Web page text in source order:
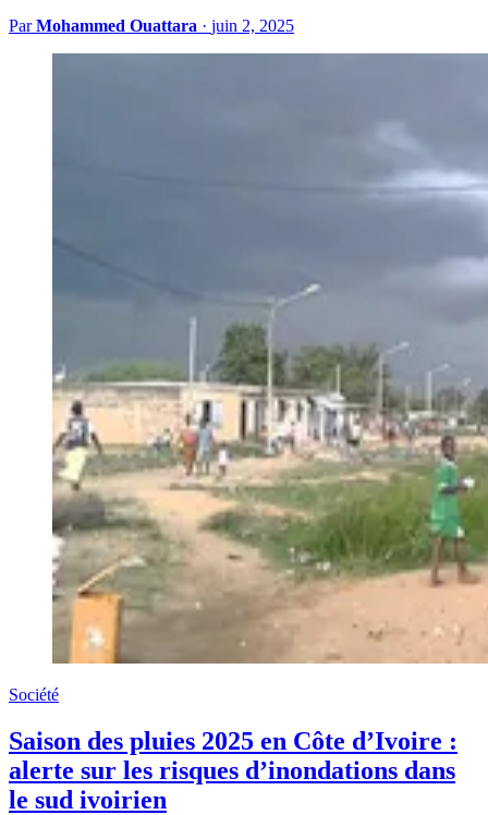
ParMohammed Ouattara · juin 2, 2025
Société
Saison des pluies 2025 en Côte d’Ivoire :
alerte sur les risques d’inondations dans
le sud ivoirien